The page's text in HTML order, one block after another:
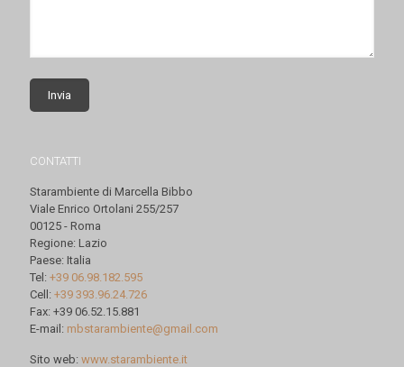
CONTATTI
Starambiente di Marcella Bibbo
Viale Enrico Ortolani 255/257
00125 - Roma
Regione: Lazio
Paese: Italia
Tel: +39 06.98.182.595
Cell: +39 393.96.24.726
Fax: +39 06.52.15.881
E-mail: mbstarambiente@gmail.com
Sito web: www.starambiente.it